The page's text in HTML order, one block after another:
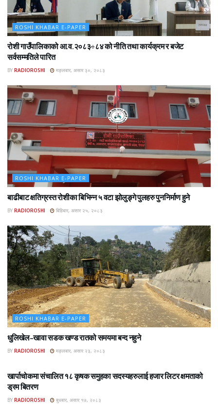
ROSHI KHABAR E-PAPER
रोशी गाउँपालिकाको आ.व.२०८३÷८४ को नीति तथा कार्यक्रम र बजेट
सर्वसम्मतिले पारित
BY RADIOROSHI मङ्लबार, असार ३०, २०८३
ROSHI KHABAR E-PAPER
बाढीबाट क्षतिग्रस्त रोशीका बिभिन्न ५ वटा झोलुङ्गे पुलहरु पुननिर्माण हुने
BY RADIOROSHI बिहिबार, असार २५, २०८३
ROSHI KHABAR E-PAPER
धुलिखेल–खावा सडक खण्ड रातको समयमा बन्द नहुने
BY RADIOROSHI मङ्लबार, असार २३, २०८३
खार्पाचोकमा संचालित १८ कृषक समुहका सदस्यहरुलाई हजार लिटर क्षमताको
ड्रम बितरण
BY RADIOROSHI बुधबार, असार १७, २०८३